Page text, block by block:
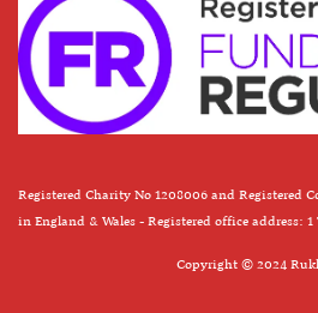
Registered Charity No 1208006 and Registered
in England & Wales - Registered office address:
Copyright © 2024